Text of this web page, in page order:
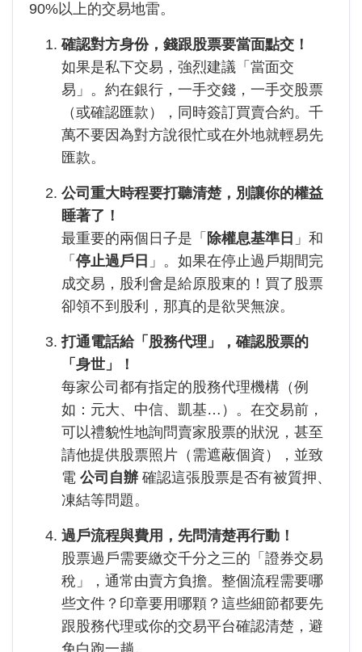
90%以上的交易地雷。
確認對方身份，錢跟股票要當面點交！
如果是私下交易，強烈建議「當面交
易」。約在銀行，一手交錢，一手交股票
（或確認匯款），同時簽訂買賣合約。千
萬不要因為對方說很忙或在外地就輕易先
匯款。
公司重大時程要打聽清楚，別讓你的權益
睡著了！
最重要的兩個日子是「 除權息基準日 」和
「 停止過戶日 」。如果在停止過戶期間完
成交易，股利會是給原股東的！買了股票
卻領不到股利，那真的是欲哭無淚。
打通電話給「股務代理」，確認股票的
「身世」！
每家公司都有指定的股務代理機構（例
如：元大、中信、凱基…）。在交易前，
可以禮貌性地詢問賣家股票的狀況，甚至
請他提供股票照片（需遮蔽個資），並致
電 公司自辦 確認這張股票是否有被質押、
凍結等問題。
過戶流程與費用，先問清楚再行動！
股票過戶需要繳交千分之三的「證券交易
稅」，通常由賣方負擔。整個流程需要哪
些文件？印章要用哪顆？這些細節都要先
跟股務代理或你的交易平台確認清楚，避
免白跑一趟。